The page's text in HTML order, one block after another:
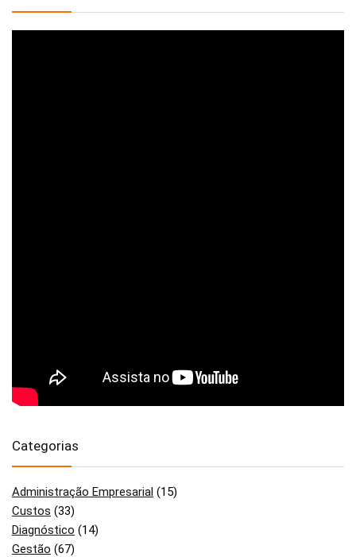
Categorias
Administração Empresarial (15)
Custos (33)
Diagnóstico (14)
Gestão (67)